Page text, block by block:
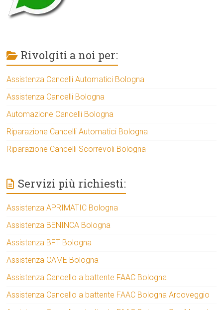
Rivolgiti a noi per:
Assistenza Cancelli Automatici Bologna
Assistenza Cancelli Bologna
Automazione Cancelli Bologna
Riparazione Cancelli Automatici Bologna
Riparazione Cancelli Scorrevoli Bologna
Servizi più richiesti:
Assistenza APRIMATIC Bologna
Assistenza BENINCA Bologna
Assistenza BFT Bologna
Assistenza CAME Bologna
Assistenza Cancello a battente FAAC Bologna
Assistenza Cancello a battente FAAC Bologna Arcoveggio